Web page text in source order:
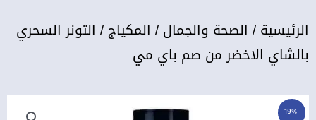
الرئيسية/ الصحة والجمال/ المكياج/ التونر السحري
بالشاي الاخضر من صم باي مي
-19%